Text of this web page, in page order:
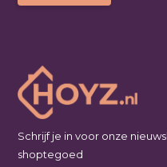
Schrijf je in voor onze
shoptegoed